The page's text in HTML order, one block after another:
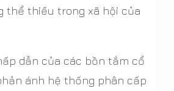
thể thiếu trong xã hội của
dẫn của các bồn tắm cổ
ánh hệ thống phân cấp